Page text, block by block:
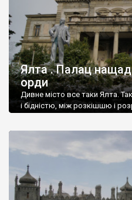
Ялта . Палац
орди
Дивне місто все таки Ялта.
і бідністю, між розкішшю і